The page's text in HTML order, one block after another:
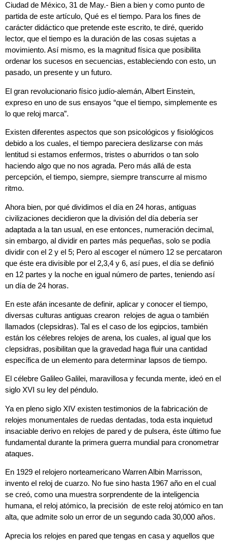
Ciudad de México, 31 de May.- Bien a bien y como punto de
partida de este artículo, Qué es el tiempo. Para los fines de
carácter didáctico que pretende este escrito, te diré, querido
lector, que el tiempo es la duración de las cosas sujetas a
movimiento. Así mismo, es la magnitud física que posibilita
ordenar los sucesos en secuencias, estableciendo con esto, un
pasado, un presente y un futuro.
El gran revolucionario físico judío-alemán, Albert Einstein,
expreso en uno de sus ensayos “que el tiempo, simplemente es
lo que reloj marca”.
Existen diferentes aspectos que son psicológicos y fisiológicos
debido a los cuales, el tiempo pareciera deslizarse con más
lentitud si estamos enfermos, tristes o aburridos o tan solo
haciendo algo que no nos agrada. Pero más allá de esta
percepción, el tiempo, siempre, siempre transcurre al mismo
ritmo.
Ahora bien, por qué dividimos el día en 24 horas, antiguas
civilizaciones decidieron que la división del día debería ser
adaptada a la tan usual, en ese entonces, numeración decimal,
sin embargo, al dividir en partes más pequeñas, solo se podía
dividir con el 2 y el 5; Pero al escoger el número 12 se percataron
que éste era divisible por el 2,3,4 y 6, así pues, el día se definió
en 12 partes y la noche en igual número de partes, teniendo así
un día de 24 horas.
En este afán incesante de definir, aplicar y conocer el tiempo,
diversas culturas antiguas crearon relojes de agua o también
llamados (clepsidras). Tal es el caso de los egipcios, también
están los célebres relojes de arena, los cuales, al igual que los
clepsidras, posibilitan que la gravedad haga fluir una cantidad
específica de un elemento para determinar lapsos de tiempo.
El célebre Galileo Galilei, maravillosa y fecunda mente, ideó en el
siglo XVI su ley del péndulo.
Ya en pleno siglo XIV existen testimonios de la fabricación de
relojes monumentales de ruedas dentadas, toda esta inquietud
insaciable derivo en relojes de pared y de pulsera, éste último fue
fundamental durante la primera guerra mundial para cronometrar
ataques.
En 1929 el relojero norteamericano Warren Albin Marrisson,
invento el reloj de cuarzo. No fue sino hasta 1967 año en el cual
se creó, como una muestra sorprendente de la inteligencia
humana, el reloj atómico, la precisión de este reloj atómico en tan
alta, que admite solo un error de un segundo cada 30,000 años.
Aprecia los relojes en pared que tengas en casa y aquellos que